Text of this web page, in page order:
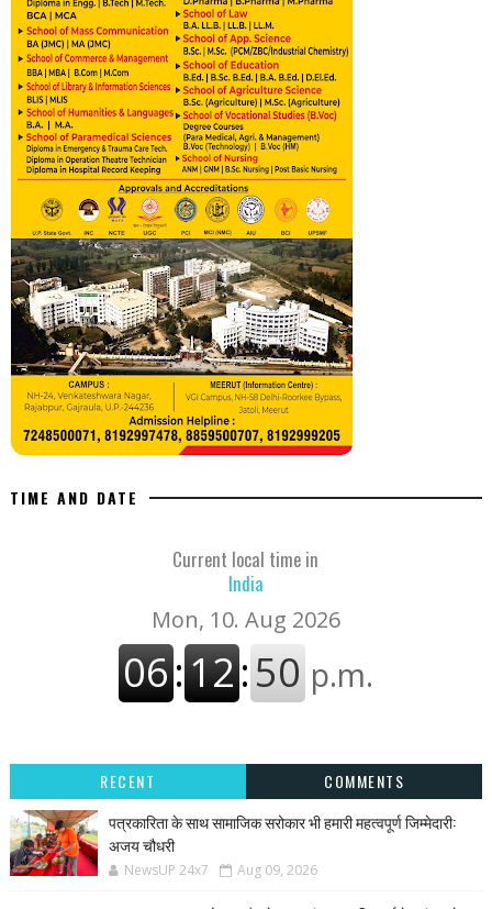
TIME AND DATE
Current local time in
India
RECENT
COMMENTS
पत्रकारिता के साथ सामाजिक सरोकार भी हमारी महत्वपूर्ण जिम्मेदारी:
अजय चौधरी
NewsUP 24x7 Aug 09, 2026